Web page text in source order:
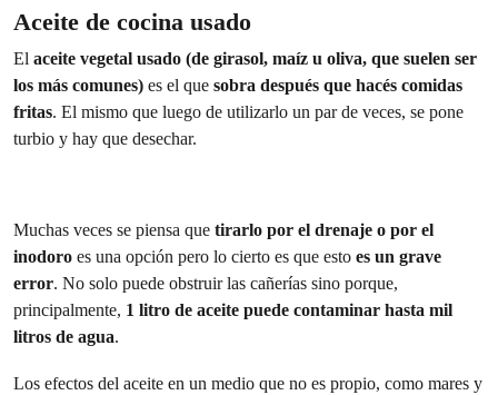
Aceite de cocina usado
El aceite vegetal usado (de girasol, maíz u oliva, que suelen ser
los más comunes) es el que sobra después que hacés comidas
fritas. El mismo que luego de utilizarlo un par de veces, se pone
turbio y hay que desechar.
Muchas veces se piensa que tirarlo por el drenaje o por el
inodoro es una opción pero lo cierto es que esto es un grave
error. No solo puede obstruir las cañerías sino porque,
principalmente, 1 litro de aceite puede contaminar hasta mil
litros de agua.
Los efectos del aceite en un medio que no es propio, como mares y